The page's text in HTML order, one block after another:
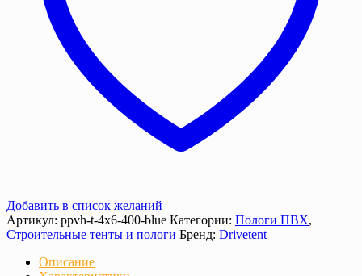
Добавить в список желаний
Артикул: ppvh-t-4х6-400-blue Категории: Пологи ПВХ,
Строительные тенты и пологи Бренд: Drivetent
Описание